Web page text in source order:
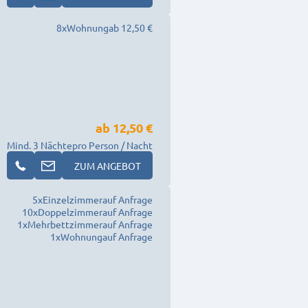
8xWohnungab 12,50 €
Mind. 3 Nächte
ab 12,50 €
pro Person / Nacht
ZUM ANGEBOT
5xEinzelzimmerauf Anfrage
10xDoppelzimmerauf Anfrage
1xMehrbettzimmerauf Anfrage
1xWohnungauf Anfrage